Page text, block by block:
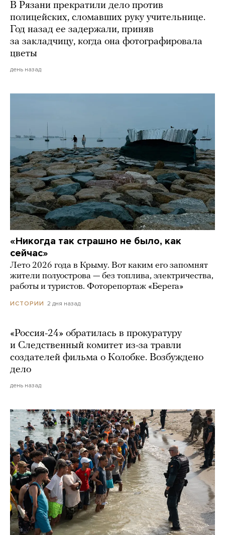
В Рязани прекратили дело против
полицейских, сломавших руку учительнице.
Год назад ее задержали, приняв
за закладчицу, когда она фотографировала
цветы
день назад
«Никогда так страшно не было, как
сейчас»
Лето 2026 года в Крыму. Вот каким его запомнят
жители полуострова — без топлива, электричества,
работы и туристов. Фоторепортаж «Берега»
ИСТОРИИ 2 дня назад
«Россия-24» обратилась в прокуратуру
и Следственный комитет из-за травли
создателей фильма о Колобке. Возбуждено
дело
день назад